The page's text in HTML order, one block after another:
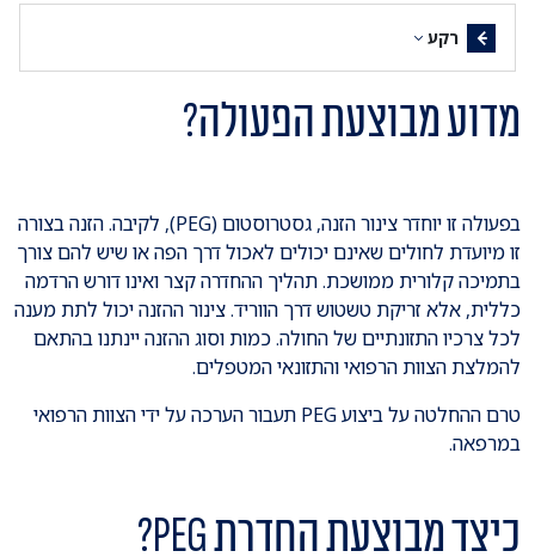
רקע
מדוע מבוצעת הפעולה?
בפעולה זו יוחדר צינור הזנה, גסטרוסטום (PEG), לקיבה. הזנה בצורה
זו מיועדת לחולים שאינם יכולים לאכול דרך הפה או שיש להם צורך
בתמיכה קלורית ממושכת. תהליך ההחדרה קצר ואינו דורש הרדמה
כללית, אלא זריקת טשטוש דרך הווריד. צינור ההזנה יכול לתת מענה
לכל צרכיו התזונתיים של החולה. כמות וסוג ההזנה יינתנו בהתאם
להמלצת הצוות הרפואי והתזונאי המטפלים.
טרם ההחלטה על ביצוע PEG תעבור הערכה על ידי הצוות הרפואי
במרפאה.
כיצד מבוצעת החדרת PEG?